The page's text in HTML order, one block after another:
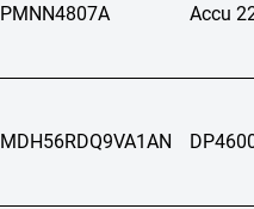
PMNN4807A Accu
MDH56RDQ9VA1AN